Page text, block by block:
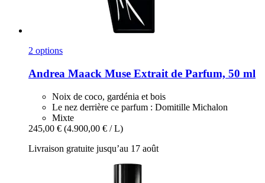
2 options
Andrea Maack Muse Extrait de Parfum, 50 ml
Noix de coco, gardénia et bois
Le nez derrière ce parfum : Domitille Michalon
Mixte
245,00 € (4.900,00 € / L)
Livraison gratuite jusqu’au 17 août